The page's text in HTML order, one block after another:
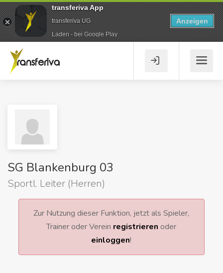
SG Blankenburg 03
Sportl. Leiter (Herren)
Zur Nutzung dieser Funktion, jetzt als Spieler,
Trainer oder Verein registrieren oder
einloggen!
transferiva App
transferiva UG
Laden - bei Google Play
Anzeigen